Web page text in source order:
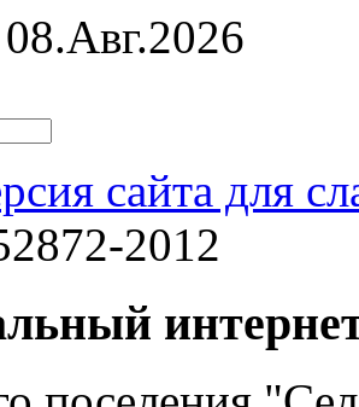
сайта для
2012